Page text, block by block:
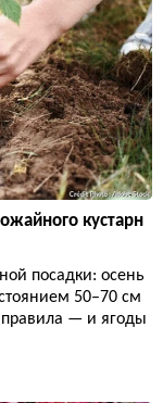
кустарн
посадки: осень
50–70 см
— и ягоды